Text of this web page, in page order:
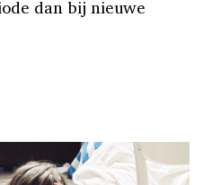
dan bij nieuwe